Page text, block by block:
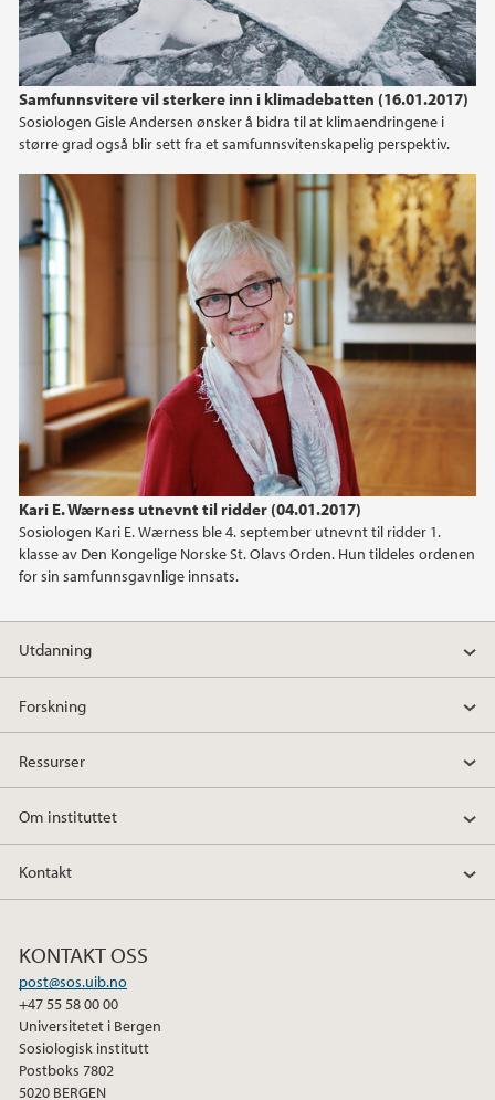
Samfunnsvitere vil sterkere inn i klimadebatten (16.01.2017)
Sosiologen Gisle Andersen ønsker å bidra til at klimaendringene i
større grad også blir sett fra et samfunnsvitenskapelig perspektiv.
Kari E. Wærness utnevnt til ridder (04.01.2017)
Sosiologen Kari E. Wærness ble 4. september utnevnt til ridder 1.
klasse av Den Kongelige Norske St. Olavs Orden. Hun tildeles ordenen
for sin samfunnsgavnlige innsats.
2021
2019
2018
2016
2013
Utdanning
Forskning
Ressurser
Om instituttet
Kontakt
KONTAKT OSS
post@sos.uib.no
+47 55 58 00 00
Universitetet i Bergen
Sosiologisk institutt
Postboks 7802
5020 BERGEN